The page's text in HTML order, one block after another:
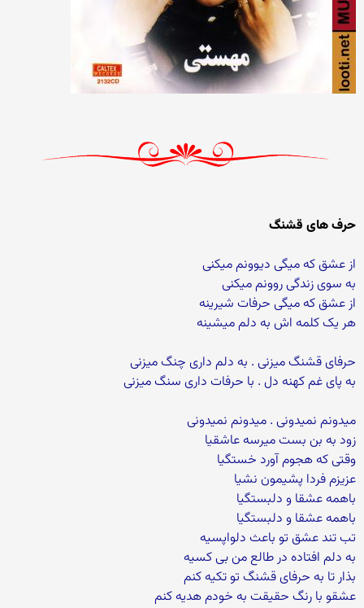
حرف های قشنگ
از عشق که میگی دیوونم میکنی
به سوی زندگی روونم میکنی
از عشق که میگی حرفات شیرینه
هر یک کلمه اش به دلم میشینه
حرفای قشنگ میزنی . به دلم داری چنگ میزنی
به پای غم کهنه دل . با حرفات داری سنگ میزنی
میدونم نمیدونی . میدونم نمیدونی
زود به بن بست میرسه عاشقیا
وقتی که هجوم آورد خستگیا
عزیزم فردا پشیمون نشیا
باهمه عشقا و دلبستگیا
باهمه عشقا و دلبستگیا
تب تند عشق تو باعث دلواپسیه
به دلم افتاده در طالع من بی کسیه
بذار تا به حرفای قشنگ تو تکیه کنم
عشقو با رنگ حقیقت به خودم هدیه کنم